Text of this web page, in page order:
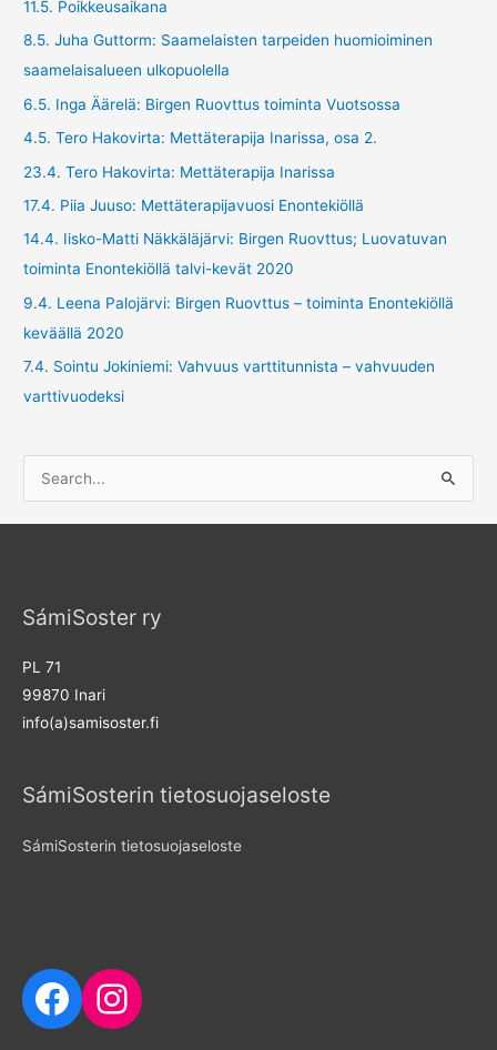
11.5. Poikkeusaikana
8.5. Juha Guttorm: Saamelaisten tarpeiden huomioiminen
saamelaisalueen ulkopuolella
6.5. Inga Äärelä: Birgen Ruovttus toiminta Vuotsossa
4.5. Tero Hakovirta: Mettäterapija Inarissa, osa 2.
23.4. Tero Hakovirta: Mettäterapija Inarissa
17.4. Piia Juuso: Mettäterapijavuosi Enontekiöllä
14.4. Iisko-Matti Näkkäläjärvi: Birgen Ruovttus; Luovatuvan
toiminta Enontekiöllä talvi-kevät 2020
9.4. Leena Palojärvi: Birgen Ruovttus – toiminta Enontekiöllä
keväällä 2020
7.4. Sointu Jokiniemi: Vahvuus varttitunnista – vahvuuden
varttivuodeksi
e
a
h
o
SámiSoster ry
PL 71
99870 Inari
info(a)samisoster.fi
SámiSosterin tietosuojaseloste
SámiSosterin tietosuojaseloste
Facebook
Instagram